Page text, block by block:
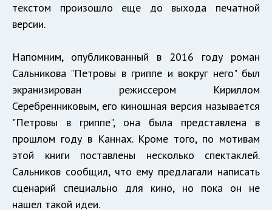
текстом произошло еще до выхода печатной
версии.
Напомним, опубликованный в 2016 году роман
Сальникова "Петровы в гриппе и вокруг него" был
экранизирован режиссером Кириллом
Серебренниковым, его киношная версия называется
"Петровы в гриппе", она была представлена в
прошлом году в Каннах. Кроме того, по мотивам
этой книги поставлены несколько спектаклей.
Сальников сообщил, что ему предлагали написать
сценарий специально для кино, но пока он не
нашел такой идеи.